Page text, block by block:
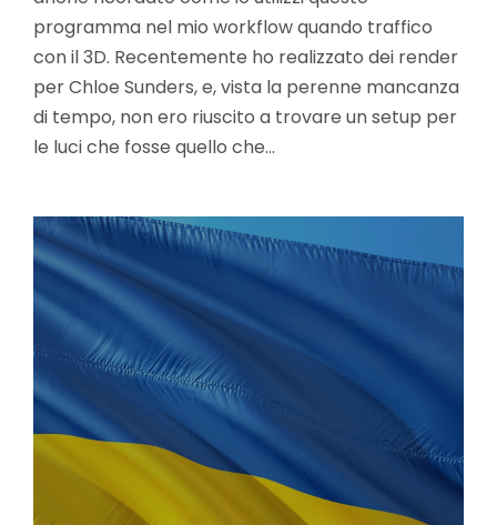
programma nel mio workflow quando traffico
con il 3D. Recentemente ho realizzato dei render
per Chloe Sunders, e, vista la perenne mancanza
di tempo, non ero riuscito a trovare un setup per
le luci che fosse quello che…